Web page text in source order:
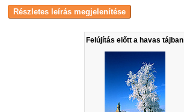
Felújítás előtt a havas tájban